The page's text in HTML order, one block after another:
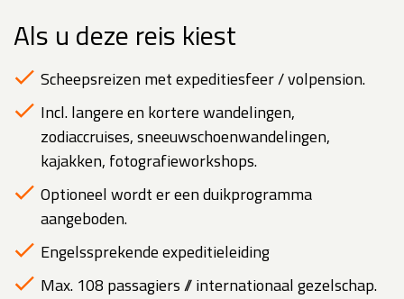
Als u deze reis kiest
Scheepsreizen met expeditiesfeer / volpension.
Incl. langere en kortere wandelingen,
zodiaccruises, sneeuwschoenwandelingen,
kajakken, fotografieworkshops.
Optioneel wordt er een duikprogramma
aangeboden.
Engelssprekende expeditieleiding
Max. 108 passagiers // internationaal gezelschap.